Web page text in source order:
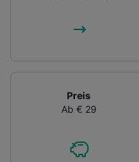
Preis
Ab € 29